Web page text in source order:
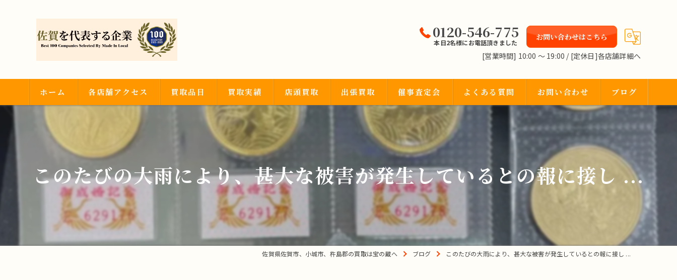
0120-546-775
本日2名様にお電話頂きました
お問い合わせはこちら
[営業時間] 10:00 〜 19:00 / [定休日]各店舗詳細へ
ホーム 各店舗アクセス
神埼吉野ヶ里店
買取品目
金・プラチナ
ダイヤモンド・宝石類
時計・ブランド品
買取実績 店頭買取 出張買取 催事査定会 よくある質問 お問い合わせ ブログ
このたびの大雨により、甚大な被害が発生しているとの報に接し ...
佐賀県佐賀市、小城市、杵島郡の買取は宝の蔵へ ブログ このたびの大雨により、甚大な被害が発生しているとの報に接し ...